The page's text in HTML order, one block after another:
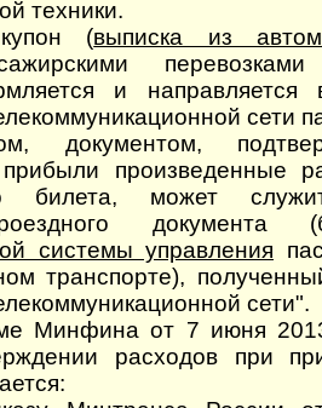
техники.
(выписка из
и
сети
документом,
прибыли произведенные
билета, может
документа
системы управления
транспорте),
сети".
Минфина от 7 июня
расходов при